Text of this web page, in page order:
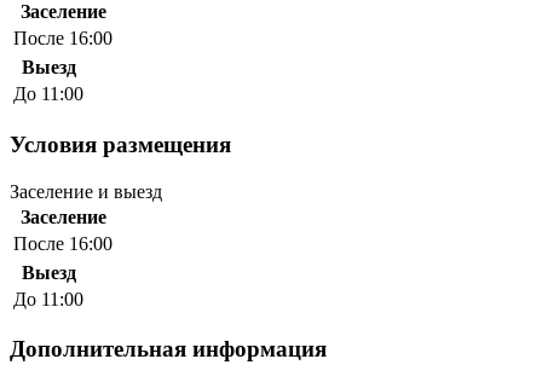
Заселение
После 16:00
Выезд
До 11:00
Условия размещения
Заселение и выезд
Заселение
После 16:00
Выезд
До 11:00
Дополнительная информация